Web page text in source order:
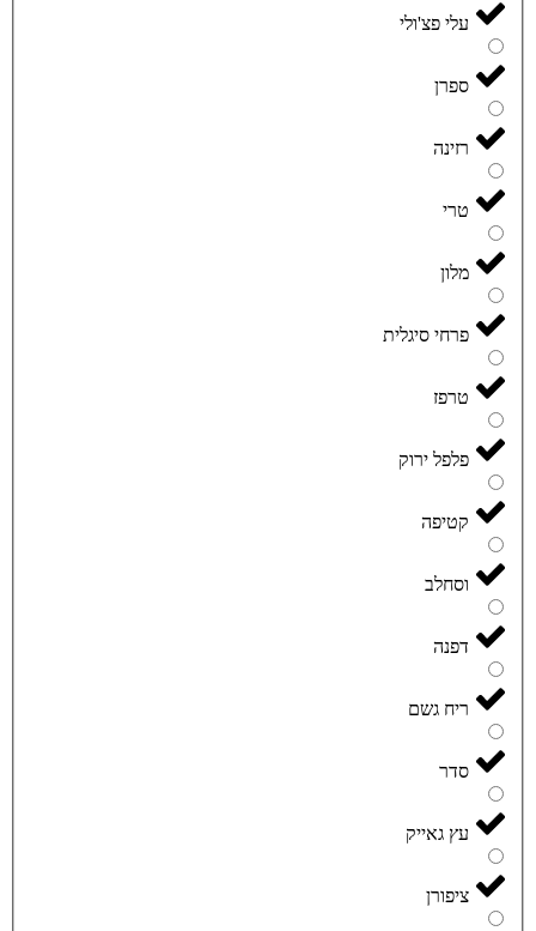
עלי פצ'ולי
ספרן
רזינה
טרי
מלון
פרחי סיגלית
טרפז
פלפל ירוק
קטיפה
וסחלב
דפנה
ריח גשם
סדר
עץ גאייק
ציפורן